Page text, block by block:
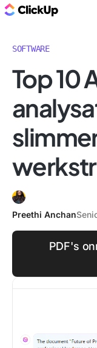
SOFTWARE
Top 10
Preethi Anchan
PDF's